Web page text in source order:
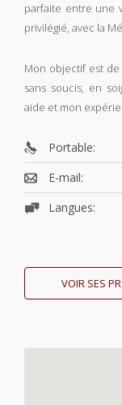
parfaite entre une
privilégié, avec la
Mon objectif est
sans soucis, en
aide et mon
Portable:
E-mail:
Langues:
VOIR SES